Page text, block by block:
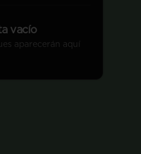
vacío
aparecerán aquí